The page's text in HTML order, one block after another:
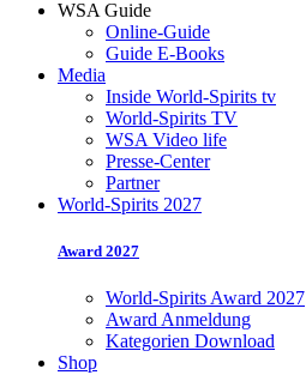
WSA Guide
Online-Guide
Guide E-Books
Media
Inside World-Spirits tv
World-Spirits TV
WSA Video life
Presse-Center
Partner
World-Spirits 2027
Award 2027
World-Spirits Award 2027
Award Anmeldung
Kategorien Download
Shop